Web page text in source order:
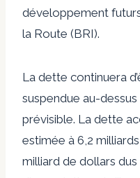
développement
la Route (BRI).
La dette continuera
suspendue au-
prévisible. La dette
estimée à 6,2
milliard de dollars